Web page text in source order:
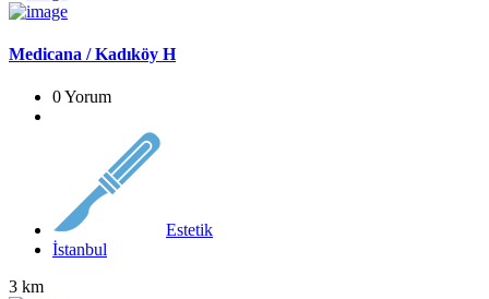
Medicana / Kadıköy H
0 Yorum
Estetik
İstanbul
3 km